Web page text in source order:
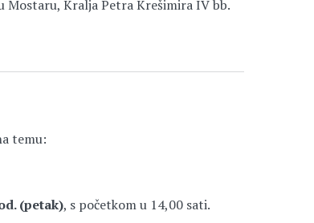
Mostaru, Kralja Petra Krešimira IV bb.
temu:
(petak), s početkom u 14,00 sati.